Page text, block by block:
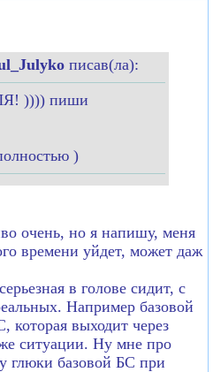
писав(ла):
)))) пиши
)
очень, но я напишу, меня
времени уйдет, может даж
в голове сидит, с
Например базовой
которая выходит через
ситуации. Ну мне про
глюки базовой БС при